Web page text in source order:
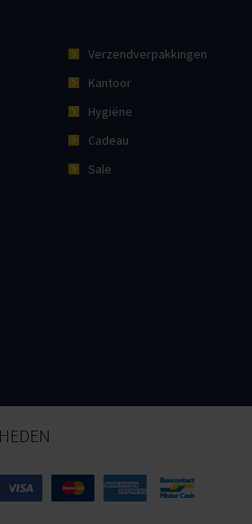
Verzendverpakkingen
Kantoor
Hygiëne
Cadeau
Sale